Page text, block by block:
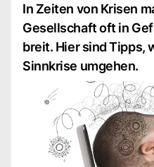
In Zeiten von Krisen
Gesellschaft oft in
breit. Hier sind Tipps,
Sinnkrise umgehen.